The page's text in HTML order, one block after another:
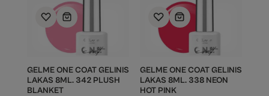
GELME ONE COAT GELINIS
LAKAS 8ML. 342 PLUSH
BLANKET
GELME ONE COAT GELINIS
LAKAS 8ML. 338 NEON
HOT PINK